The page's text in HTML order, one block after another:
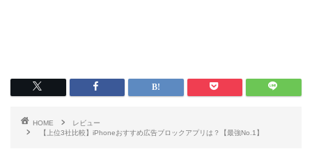
HOME
レビュー
【上位3社比較】iPhoneおすすめ広告ブロックアプリは？【最強No.1】